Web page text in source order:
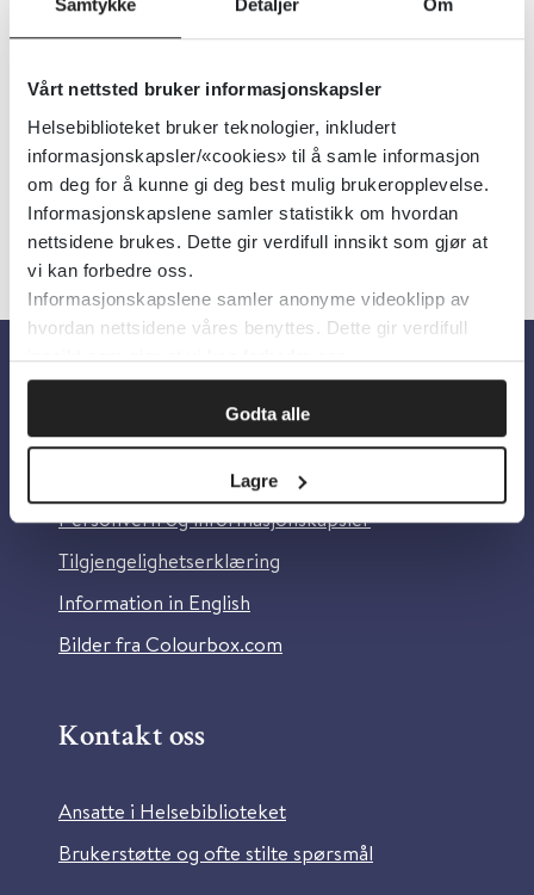
Samtykke Detaljer Om
Vårt nettsted bruker informasjonskapsler
Helsebiblioteket bruker teknologier, inkludert
informasjonskapsler/«cookies» til å samle informasjon
om deg for å kunne gi deg best mulig brukeropplevelse.
Informasjonskapslene samler statistikk om hvordan
nettsidene brukes. Dette gir verdifull innsikt som gjør at
vi kan forbedre oss.
Informasjonskapslene samler anonyme videoklipp av
hvordan nettsidene våres benyttes. Dette gir verdifull
innsikt som gjør at vi kan forbedre oss.
Godta alle
Lagre
Hoste hos barn
Om Helsebiblioteket
Personvern og informasjonskapsler
Tilgjengelighetserklæring
Information in English
Bilder fra Colourbox.com
Kontakt oss
Ansatte i Helsebiblioteket
Brukerstøtte og ofte stilte spørsmål